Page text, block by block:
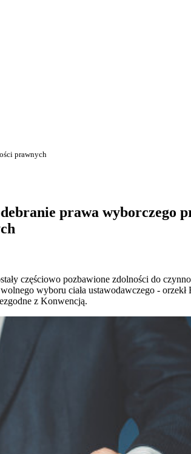
prawnych
prawa wyborczego
częściowo pozbawione zdolności do
wyboru ciała ustawodawczego - orzekł
z Konwencją.